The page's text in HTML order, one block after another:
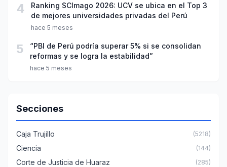
4
Ranking SCImago 2026: UCV se ubica en el Top 3
de mejores universidades privadas del Perú
hace 5 meses
5
“PBI de Perú podría superar 5% si se consolidan
reformas y se logra la estabilidad”
hace 5 meses
Secciones
Caja Trujillo (5218)
Ciencia (144)
Corte de Justicia de Huaraz (285)